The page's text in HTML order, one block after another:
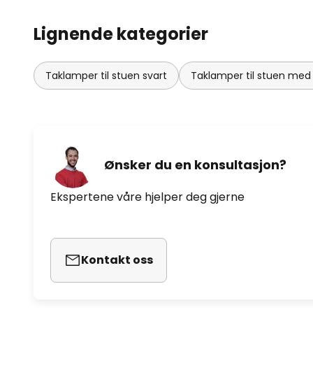
Lignende kategorier
Taklamper til stuen svart Taklamper til stuen
Ønsker du en konsultasjon?
Ekspertene våre hjelper deg gjerne
Kontakt oss